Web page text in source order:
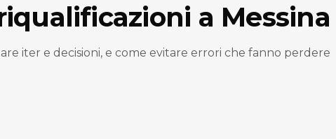
a Messina
iter e decisioni, e come evitare errori che fanno perdere